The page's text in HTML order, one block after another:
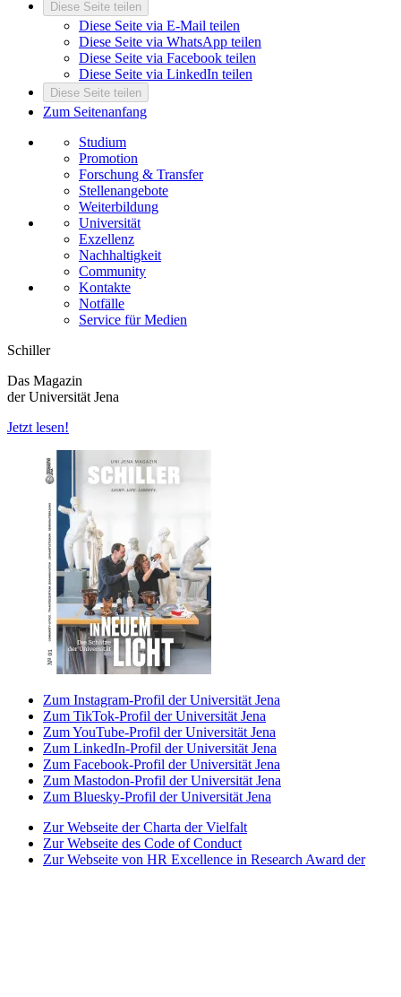
Diese Seite teilen
Diese Seite via E-Mail teilen
Diese Seite via WhatsApp teilen
Diese Seite via Facebook teilen
Diese Seite via LinkedIn teilen
Diese Seite teilen
Zum Seitenanfang
Studium
Promotion
Forschung & Transfer
Stellenangebote
Weiterbildung
Universität
Exzellenz
Nachhaltigkeit
Community
Kontakte
Notfälle
Service für Medien
Schiller
Das Magazin
der Universität Jena
Jetzt lesen!
Zum Instagram-Profil der Universität Jena
Zum TikTok-Profil der Universität Jena
Zum YouTube-Profil der Universität Jena
Zum LinkedIn-Profil der Universität Jena
Zum Facebook-Profil der Universität Jena
Zum Mastodon-Profil der Universität Jena
Zum Bluesky-Profil der Universität Jena
Zur Webseite der Charta der Vielfalt
Zur Webseite des Code of Conduct
Zur Webseite von HR Excellence in Research Award der